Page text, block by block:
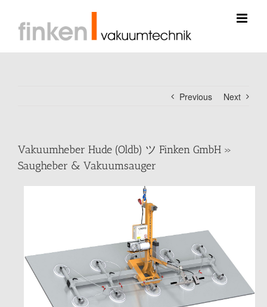
content
Previous Next
Vakuumheber Hude (Oldb) ツ Finken GmbH »
Saugheber & Vakuumsauger